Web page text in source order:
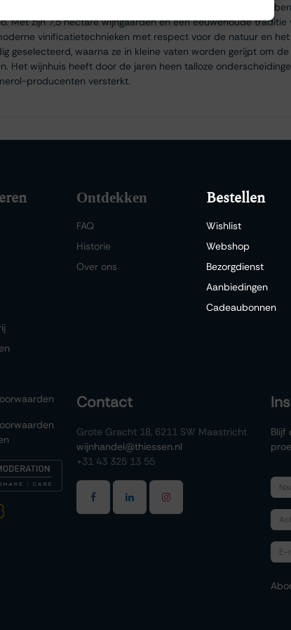
Merlot, aangevuld met een kleine hoeveelheid
Met zijn 7,5 hectare wijngaarden en een eeuwenoude traditie
vinificatietechnieken met respect voor de natuur en
geselecteerd, waarna ze in kleine vaten worden gerijpt om
Het wijnhuis heeft door de jaren heen talloze
producenten versterkt.
Ontdekken
FAQ
Historie
Over ons
Bestellen
Wishlist
Webshop
Bezorgdienst
Aanbiedingen
Cadeaubonnen
Contact
Grote Gracht 18, 6211 SW Maastricht
wijnhandel@thiessen.nl
+31 43 325 13 55
Blijf